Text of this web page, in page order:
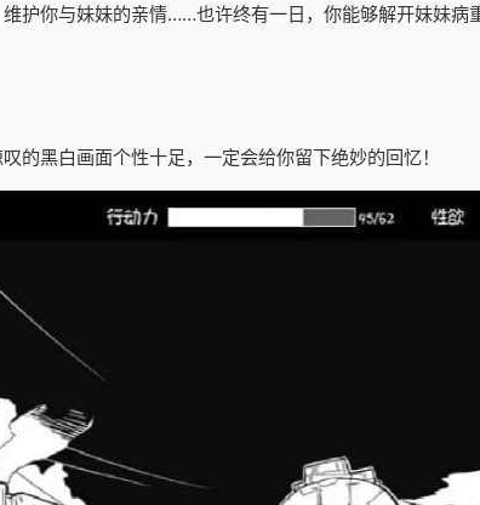
护你与妹妹的亲情……也许终有一日，你能够解开妹妹病
的黑白画面个性十足，一定会给你留下绝妙的回忆！